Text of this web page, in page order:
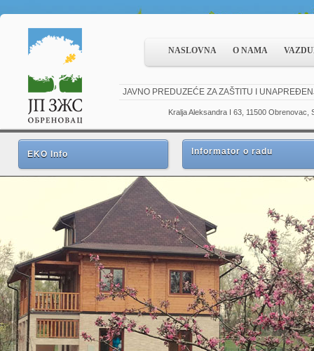
JAVNO PREDUZEĆE ZA ZAŠTITU I
Kralja Aleksandra I 63, 11500 Obrenovac,
NASLOVNA O NAMA
EKO Info Informator o radu